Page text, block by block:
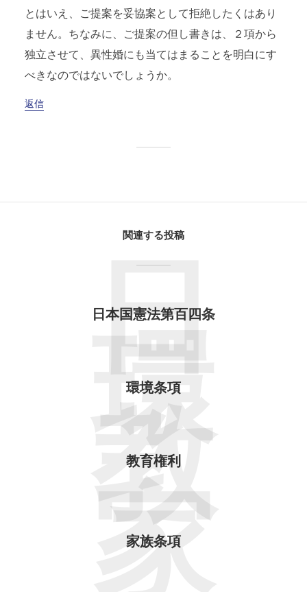
とはいえ、ご提案を妥協案として拒絶したくはあり
ません。ちなみに、ご提案の但し書きは、２項から
独立させて、異性婚にも当てはまることを明白にす
べきなのではないでしょうか。
返信
関連する投稿
日本国憲法第百四条
日
環境条項
環
教育権利
教
家族条項
家